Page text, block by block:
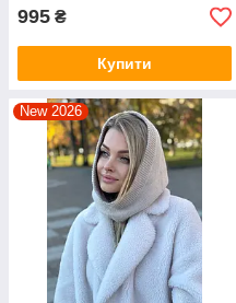
995 ₴
Купити
New 2026